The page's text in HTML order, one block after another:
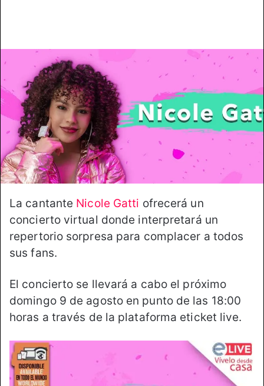
La cantante Nicole Gatti ofrecerá un
concierto virtual donde interpretará un
repertorio sorpresa para complacer a todos
sus fans.
El concierto se llevará a cabo el próximo
domingo 9 de agosto en punto de las 18:00
horas a través de la plataforma eticket live.